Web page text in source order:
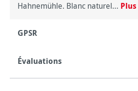
Hahnemühle. Blanc naturel… Plus
GPSR
Évaluations